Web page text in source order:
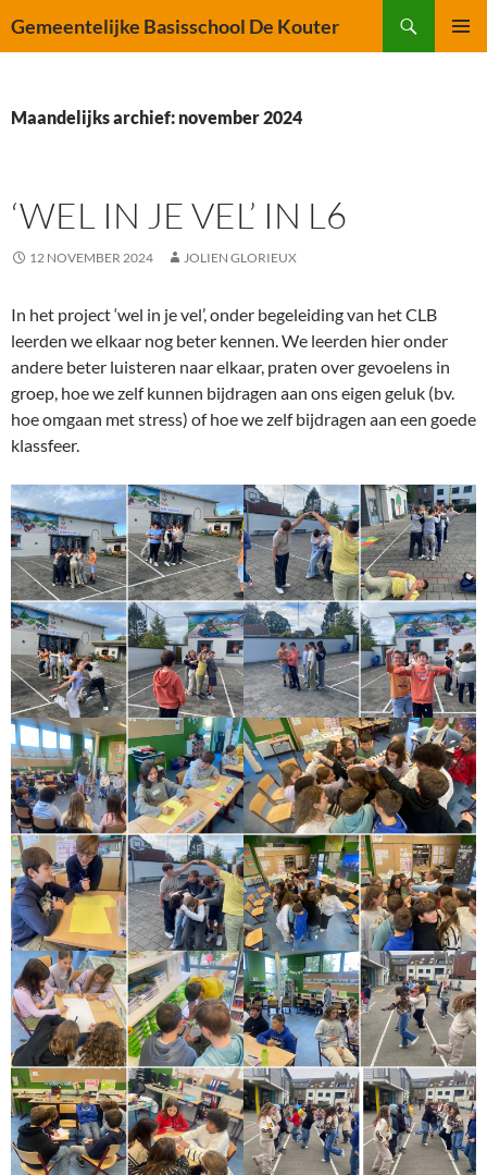
naar
Gemeentelijke Basisschool De Kouter
Maandelijks archief: november 2024
‘WEL IN JE VEL’ IN L6
12 NOVEMBER 2024 JOLIEN GLORIEUX
In het project ‘wel in je vel’, onder begeleiding van het CLB
leerden we elkaar nog beter kennen. We leerden hier onder
andere beter luisteren naar elkaar, praten over gevoelens in
groep, hoe we zelf kunnen bijdragen aan ons eigen geluk (bv.
hoe omgaan met stress) of hoe we zelf bijdragen aan een goede
klassfeer.